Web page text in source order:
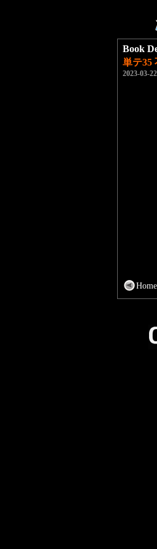
Book
単テ35
2023-03-